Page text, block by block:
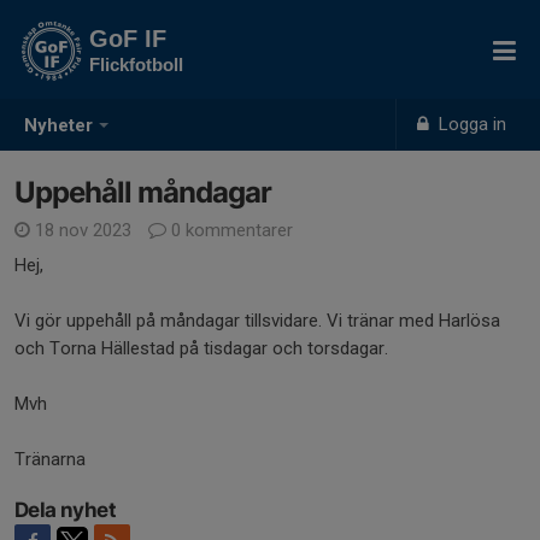
Nyheter Logga in
GoF IF
Flickfotboll
Uppehåll måndagar
18 nov 2023
0 kommentarer
Hej,
Vi gör uppehåll på måndagar tillsvidare. Vi tränar med Harlösa
och Torna Hällestad på tisdagar och torsdagar.
Mvh
Tränarna
Dela nyhet